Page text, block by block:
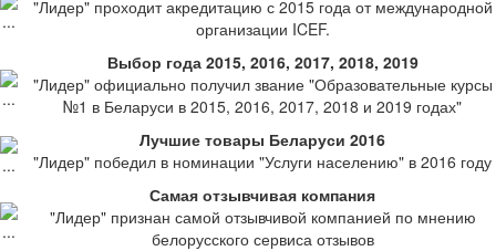
"Лидер" проходит акредитацию с 2015 года от международной
организации ICEF.
Выбор года 2015, 2016, 2017, 2018, 2019
"Лидер" официально получил звание "Образовательные курсы
№1 в Беларуси в 2015, 2016, 2017, 2018 и 2019 годах"
Лучшие товары Беларуси 2016
"Лидер" победил в номинации "Услуги населению" в 2016 году
Самая отзывчивая компания
"Лидер" признан самой отзывчивой компанией по мнению
белорусского сервиса отзывов